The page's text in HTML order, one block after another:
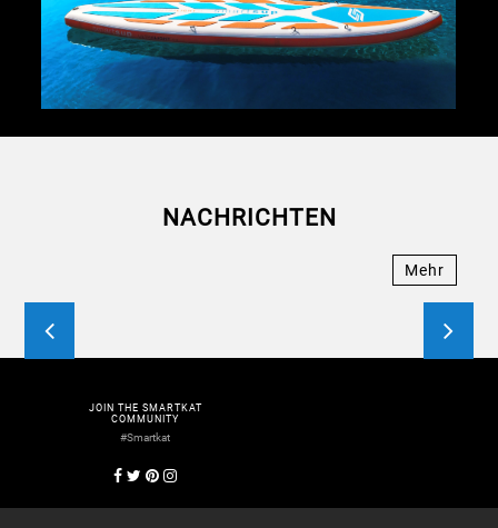
NACHRICHTEN
Mehr
JOIN THE SMARTKAT
COMMUNITY
#Smartkat